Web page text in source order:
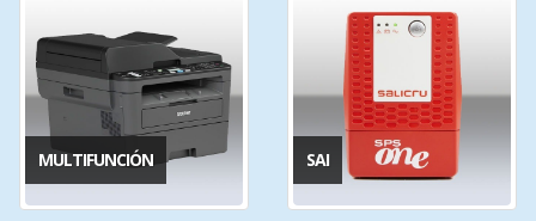
MULTIFUNCIÓN SAI